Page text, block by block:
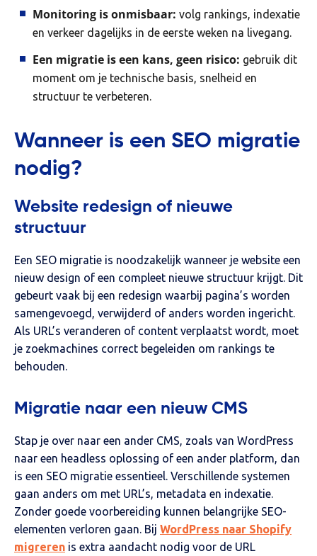
Monitoring is onmisbaar: volg rankings, indexatie
en verkeer dagelijks in de eerste weken na livegang.
Een migratie is een kans, geen risico: gebruik dit
moment om je technische basis, snelheid en
structuur te verbeteren.
Wanneer is een SEO migratie
nodig?
Website redesign of nieuwe
structuur
Een SEO migratie is noodzakelijk wanneer je website een
nieuw design of een compleet nieuwe structuur krijgt. Dit
gebeurt vaak bij een redesign waarbij pagina’s worden
samengevoegd, verwijderd of anders worden ingericht.
Als URL’s veranderen of content verplaatst wordt, moet
je zoekmachines correct begeleiden om rankings te
behouden.
Migratie naar een nieuw CMS
Stap je over naar een ander CMS, zoals van WordPress
naar een headless oplossing of een ander platform, dan
is een SEO migratie essentieel. Verschillende systemen
gaan anders om met URL’s, metadata en indexatie.
Zonder goede voorbereiding kunnen belangrijke SEO-
elementen verloren gaan. Bij WordPress naar Shopify
migreren is extra aandacht nodig voor de URL